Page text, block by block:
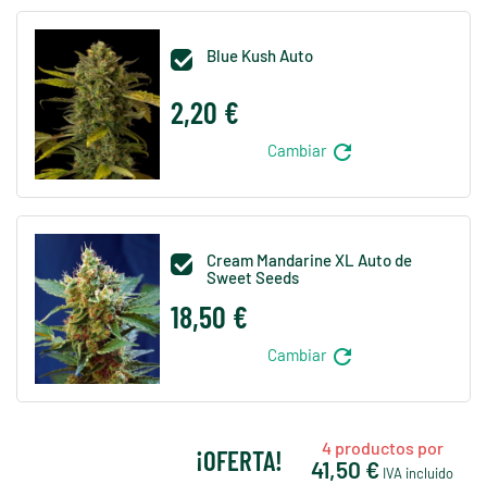
 Blue Kush Auto
2,20 €
Cambiar refresh

Cream Mandarine XL Auto de
Sweet Seeds
18,50 €
Cambiar refresh
¡OFERTA! 4productos por
41,50 € IVA incluido